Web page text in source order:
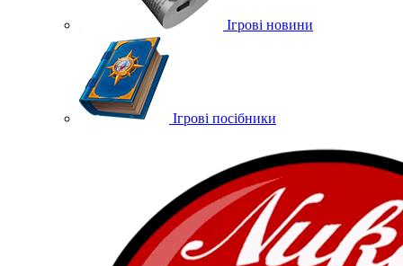
Ігрові новини
Ігрові посібники